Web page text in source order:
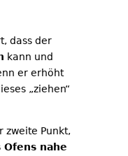
dass der
kann und
er erhöht
„ziehen“
zweite Punkt,
Ofens nahe